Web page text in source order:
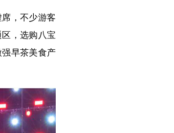
，不少游客
，选购八宝
早茶美食产